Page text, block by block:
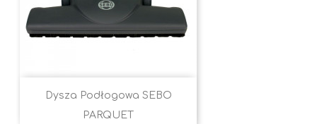
Dysza Podłogowa SEBO
PARQUET